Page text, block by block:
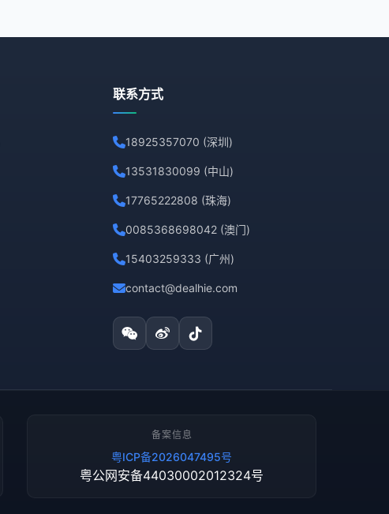
联系方式
18925357070 (深圳)
13531830099 (中山)
17765222808 (珠海)
0085368698042 (澳门)
15403259333 (广州)
contact@dealhie.com
备案信息
粤ICP备2026047495号
粤公网安备44030002012324号